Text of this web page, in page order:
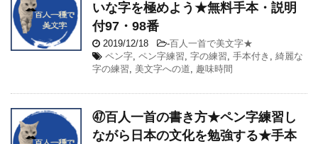
いな字を極めよう★無料手本・説明
付97・98番
2019/12/18 -百人一首で美文字★
ペン字, ペン字練習, 字の練習, 手本付き , 綺麗な
字の練習, 美文字への道, 趣味時間
㊼百人一首の書き方★ペン字練習し
ながら日本の文化を勉強する★手本